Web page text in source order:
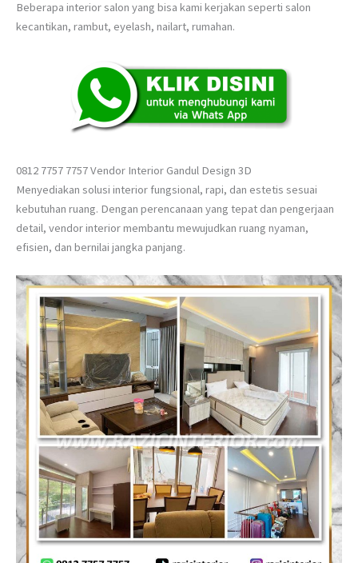
Beberapa interior salon yang bisa kami kerjakan seperti salon
kecantikan, rambut, eyelash, nailart, rumahan.
0812 7757 7757 Vendor Interior Gandul Design 3D
Menyediakan solusi interior fungsional, rapi, dan estetis sesuai
kebutuhan ruang. Dengan perencanaan yang tepat dan pengerjaan
detail, vendor interior membantu mewujudkan ruang nyaman,
efisien, dan bernilai jangka panjang.